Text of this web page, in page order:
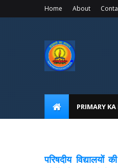
Home About
PRIMARY
परिषदीय